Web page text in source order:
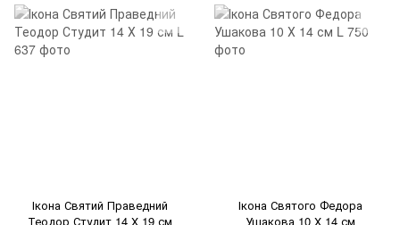
Ікона Святий Праведний
Теодор Студит 14 Х 19 см
Ікона Святого Федора
Ушакова 10 Х 14 см